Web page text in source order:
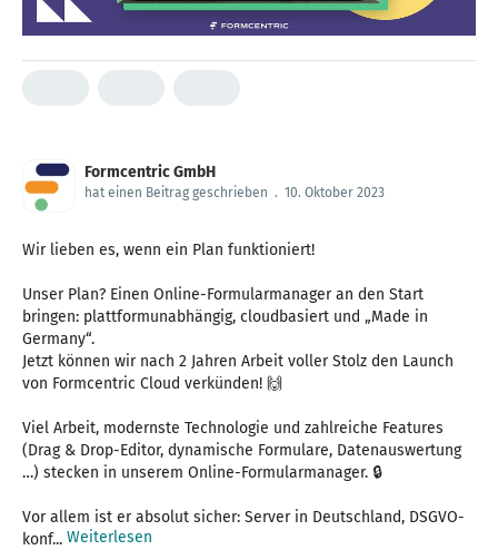
Formcentric GmbH
hat einen Beitrag geschrieben . 10. Oktober 2023
Wir lieben es, wenn ein Plan funktioniert!
Unser Plan? Einen Online-Formularmanager an den Start
bringen: plattformunabhängig, cloudbasiert und „Made in
Germany“.
Jetzt können wir nach 2 Jahren Arbeit voller Stolz den Launch
von Formcentric Cloud verkünden! 🙌
Viel Arbeit, modernste Technologie und zahlreiche Features
(Drag & Drop-Editor, dynamische Formulare, Datenauswertung
…) stecken in unserem Online-Formularmanager. 🔒
Vor allem ist er absolut sicher: Server in Deutschland, DSGVO-
konf... Weiterlesen